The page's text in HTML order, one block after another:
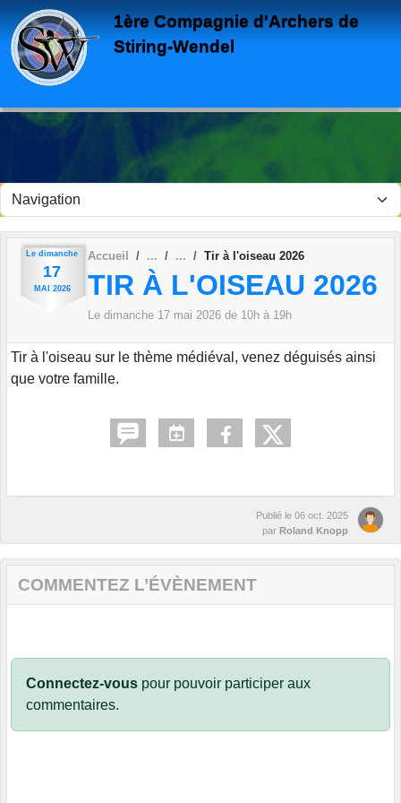
1ère Compagnie d'Archers de
Stiring-Wendel
Le dimanche
17
MAI 2026
Accueil Tir à l'oiseau 2026
TIR À L'OISEAU 2026
Le dimanche 17 mai 2026 de 10h à 19h
Tir à l'oiseau sur le thème médiéval, venez déguisés ainsi
que votre famille.
Publié le 06 oct. 2025
par Roland Knopp
COMMENTEZ L’ÉVÈNEMENT
Connectez-vous pour pouvoir participer aux
commentaires.
Panneau de gestion des cookies